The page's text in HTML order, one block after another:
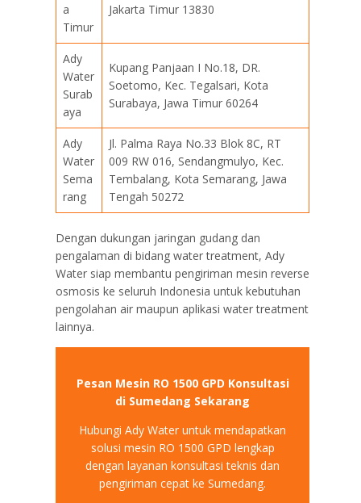
a
Timur
Jakarta Timur 13830
Ady
Water
Surab
aya
Kupang Panjaan I No.18, DR.
Soetomo, Kec. Tegalsari, Kota
Surabaya, Jawa Timur 60264
Ady
Water
Sema
rang
Jl. Palma Raya No.33 Blok 8C, RT
009 RW 016, Sendangmulyo, Kec.
Tembalang, Kota Semarang, Jawa
Tengah 50272
Dengan dukungan jaringan gudang dan
pengalaman di bidang water treatment, Ady
Water siap membantu pengiriman mesin reverse
osmosis ke seluruh Indonesia untuk kebutuhan
pengolahan air maupun aplikasi water treatment
lainnya.
Pesan Mesin RO 1500 GPD Konsultasi
di Sumedang Sekarang
Hubungi Ady Water untuk mendapatkan
solusi mesin RO 1500 GPD lengkap
dengan layanan konsultasi teknis dan
pengiriman cepat ke Sumedang.